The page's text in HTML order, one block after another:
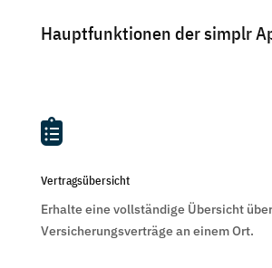
Hauptfunktionen der simplr

Vertragsübersicht
Erhalte eine vollständige Übersicht
Versicherungsverträge an einem Ort.